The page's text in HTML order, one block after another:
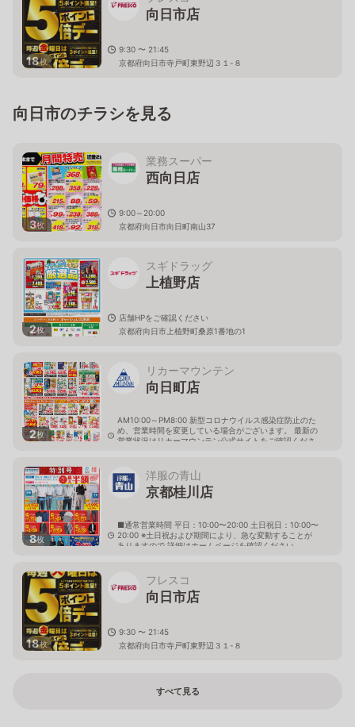
18枚
向日市店
9:30 〜 21:45
京都府向日市寺戸町東野辺３１-８
向日市のチラシを見る
3枚
業務スーパー
西向日店
9:00～20:00
京都府向日市向日町南山37
2枚
スギドラッグ
上植野店
店舗HPをご確認ください
京都府向日市上植野町桑原1番地の1
2枚
リカーマウンテン
向日町店
AM10:00～PM8:00 新型コロナウイルス感染症防止のた
め、営業時間を変更している場合がございます。 最新の
営業状況はリカーマウンテン公式サイトをご確認くださ
8枚
洋服の青山
京都桂川店
■通常営業時間 平日：10:00〜20:00 土日祝日：10:00〜
20:00 ※土日祝および期間により、急な変動することが
ありますので 詳細はホームページを確認ください
18枚
フレスコ
向日市店
9:30 〜 21:45
京都府向日市寺戸町東野辺３１-８
すべて見る